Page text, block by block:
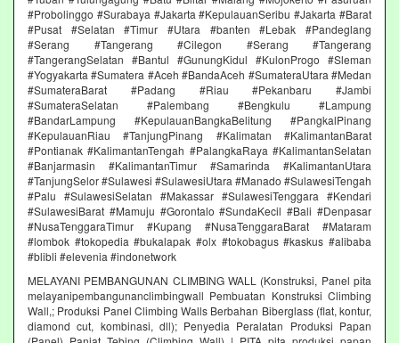
#Probolinggo #Surabaya #Jakarta #KepulauanSeribu #Jakarta #Barat
#Pusat #Selatan #Timur #Utara #banten #Lebak #Pandeglang
#Serang #Tangerang #Cilegon #Serang #Tangerang
#TangerangSelatan #Bantul #GunungKidul #KulonProgo #Sleman
#Yogyakarta #Sumatera #Aceh #BandaAceh #SumateraUtara #Medan
#SumateraBarat #Padang #Riau #Pekanbaru #Jambi
#SumateraSelatan #Palembang #Bengkulu #Lampung
#BandarLampung #KepulauanBangkaBelitung #PangkalPinang
#KepulauanRiau #TanjungPinang #Kalimatan #KalimantanBarat
#Pontianak #KalimantanTengah #PalangkaRaya #KalimantanSelatan
#Banjarmasin #KalimantanTimur #Samarinda #KalimantanUtara
#TanjungSelor #Sulawesi #SulawesiUtara #Manado #SulawesiTengah
#Palu #SulawesiSelatan #Makassar #SulawesiTenggara #Kendari
#SulawesiBarat #Mamuju #Gorontalo #SundaKecil #Bali #Denpasar
#NusaTenggaraTimur #Kupang #NusaTenggaraBarat #Mataram
#lombok #tokopedia #bukalapak #olx #tokobagus #kaskus #alibaba
#blibli #elevenia #indonetwork
MELAYANI PEMBANGUNAN CLIMBING WALL (Konstruksi, Panel pita
melayanipembangunanclimbingwall Pembuatan Konstruksi Climbing
Wall,; Produksi Panel Climbing Walls Berbahan Biberglass (flat, kontur,
diamond cut, kombinasi, dll); Penyedia Peralatan Produksi Papan